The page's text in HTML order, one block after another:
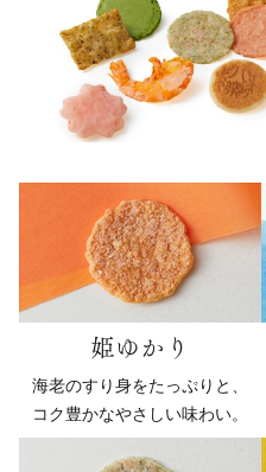
姫ゆかり
海老のすり身をたっぷりと、
コク豊かなやさしい味わい。